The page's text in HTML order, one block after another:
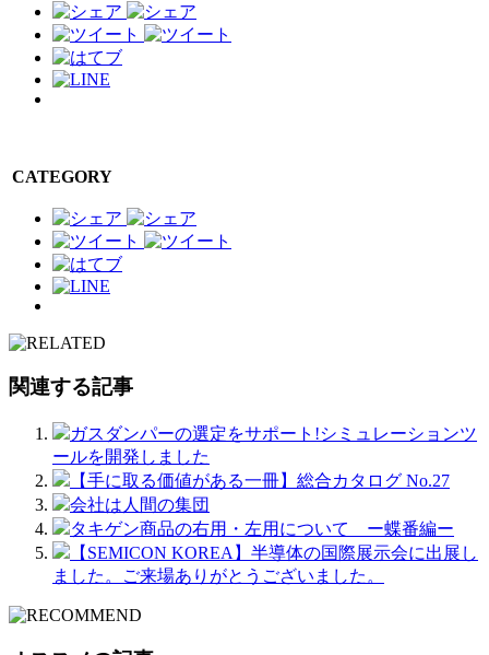
CATEGORY
関連する記事
ガスダンパーの選定をサポート!シミュレーションツ
ールを開発しました
【手に取る価値がある一冊】総合カタログ No.27
会社は人間の集団
タキゲン商品の右用・左用について ー蝶番編ー
【SEMICON KOREA】半導体の国際展示会に出展し
ました。ご来場ありがとうございました。